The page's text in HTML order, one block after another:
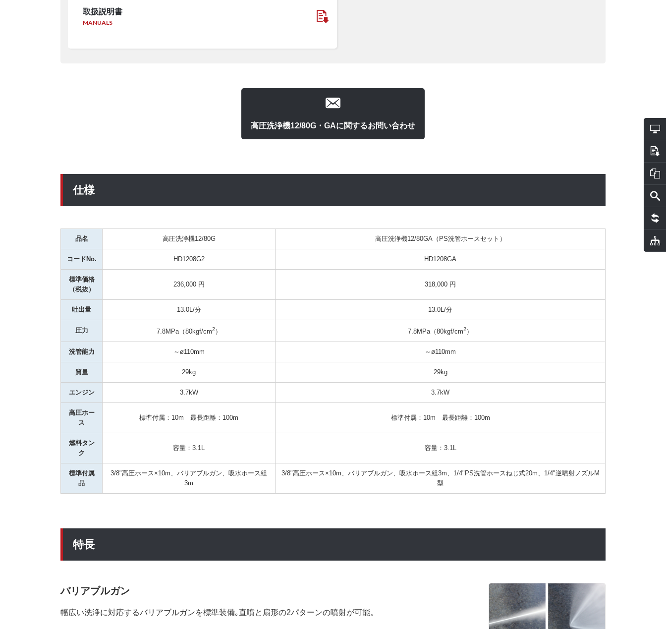
取扱説明書
MANUALS
高圧洗浄機12/80G・GAに関するお問い合わせ
仕様
品名 高圧洗浄機12/80G 高圧洗浄機12/80GA（PS洗管ホースセット）
コードNo. HD1208G2 HD1208GA
標準価格
（税抜）
236,000 円 318,000 円
吐出量 13.0L/分 13.0L/分
圧力 7.8MPa（80kgf/cm2） 7.8MPa（80kgf/cm2）
洗管能力 ～ø110mm ～ø110mm
質量 29kg 29kg
エンジン 3.7kW 3.7kW
高圧ホー
ス
標準付属：10m　最長距離：100m 標準付属：10m　最長距離：100m
燃料タン
ク
容量：3.1L 容量：3.1L
標準付属
品
3/8"高圧ホース×10m、バリアブルガン、吸水ホース組
3m
3/8"高圧ホース×10m、バリアブルガン、吸水ホース組3m、1/4"PS洗管ホースねじ式20m、1/4"逆噴射ノズルM
型
特長
バリアブルガン
幅広い洗浄に対応するバリアブルガンを標準装備｡直噴と扇形の2パターンの噴射が可能。